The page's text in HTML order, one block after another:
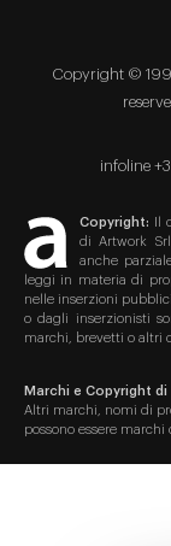
Copyright ©
infoline
Copyright:
Il
di Artwork
anche
leggi in materia di
nelle inserzioni
o dagli inserzionisti
marchi, brevetti o altri
Marchi e Copyright
Altri marchi, nomi di
possono essere